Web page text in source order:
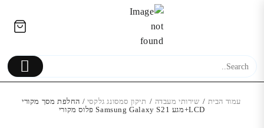
עמוד הבית / שירותי מעבדה / תיקון סמסונג גלקסי / החלפת מסך מקורי
LCD+מגע Samsung Galaxy S21 פלוס מקורי